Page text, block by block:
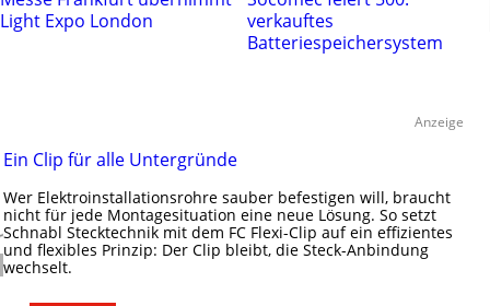
Light Expo London
verkauftes
Batteriespeichersystem
Anzeige
Ein Clip für alle Untergründe
Wer Elektroinstallationsrohre sauber befestigen will, braucht
nicht für jede Montagesituation eine neue Lösung. So setzt
Schnabl Stecktechnik mit dem FC Flexi-Clip auf ein effizientes
und flexibles Prinzip: Der Clip bleibt, die Steck-Anbindung
wechselt.